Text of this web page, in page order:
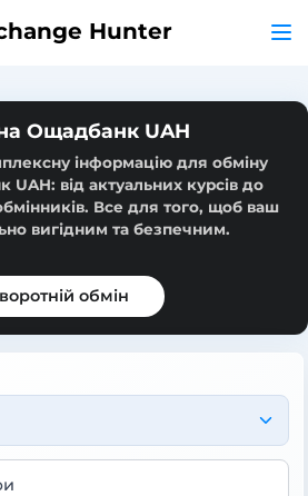
Hunter
Ощадбанк UAH
інформацію для обміну
від актуальних курсів до
Все для того, щоб ваш
вигідним та безпечним.
обмін